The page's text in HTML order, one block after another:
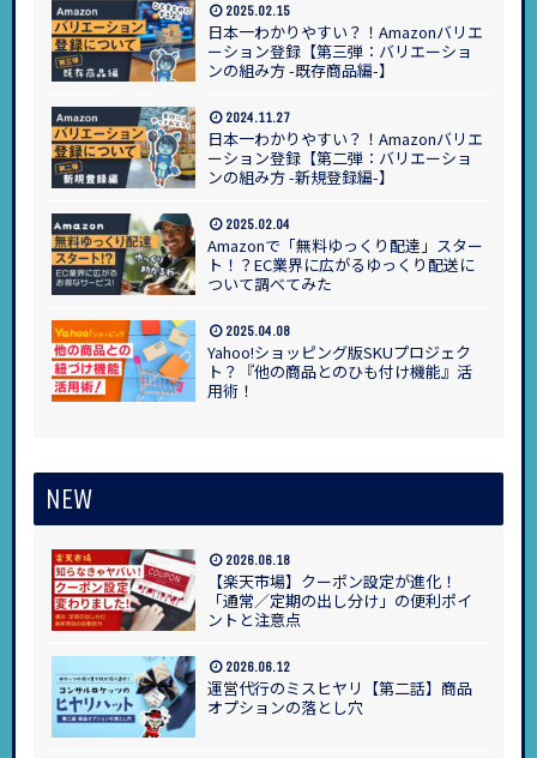
日本一わかりやすい？！Amazonバリエ
ーション登録【第三弾：バリエーショ
ンの組み方 -既存商品編-】
2025.02.15
日本一わかりやすい？！Amazonバリエ
ーション登録【第二弾：バリエーショ
ンの組み方 -新規登録編-】
2024.11.27
Amazonで「無料ゆっくり配達」スター
ト！？EC業界に広がるゆっくり配送に
ついて調べてみた
2025.02.04
Yahoo!ショッピング版SKUプロジェク
ト？『他の商品とのひも付け機能』活
用術！
2025.04.08
NEW
【楽天市場】クーポン設定が進化！
「通常／定期の出し分け」の便利ポイ
ントと注意点
2026.06.18
運営代行のミスヒヤリ【第二話】商品
オプションの落とし穴
2026.06.12